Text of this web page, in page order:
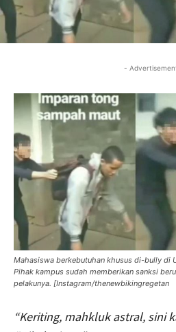
-
Mahasiswa berkebutuhan khusus di-bully di
Pihak kampus sudah memberikan sanksi
pelakunya. [Instagram/thenewbikingregetan
“Keriting, mahkluk astral, sini